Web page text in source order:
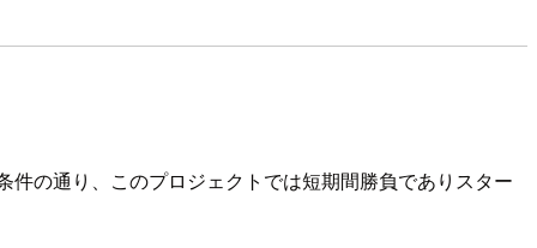
の通り、このプロジェクトでは短期間勝負でありスター